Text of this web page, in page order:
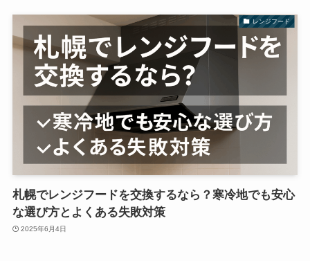
レンジフード
札幌でレンジフードを交換するなら？寒冷地でも安心
な選び方とよくある失敗対策
2025年6月4日